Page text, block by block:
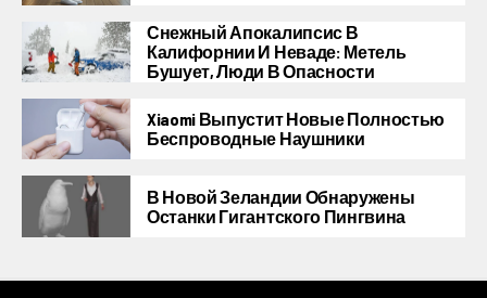
Снежный Апокалипсис В
Калифорнии И Неваде: Метель
Бушует, Люди В Опасности
Xiaomi Выпустит Новые Полностью
Беспроводные Наушники
В Новой Зеландии Обнаружены
Останки Гигантского Пингвина